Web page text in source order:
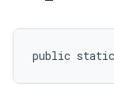
public static